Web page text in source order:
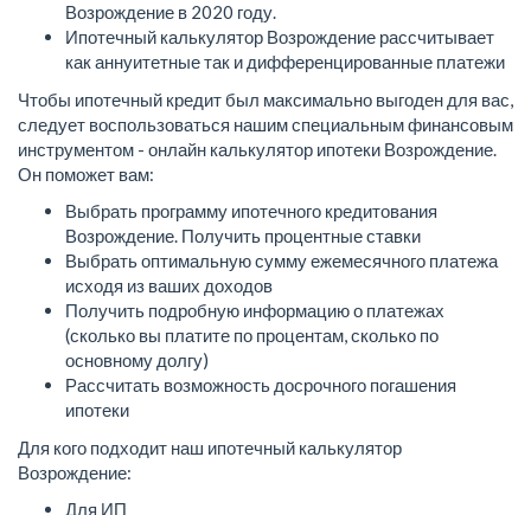
Возрождение в 2020 году.
Ипотечный калькулятор Возрождение рассчитывает
как аннуитетные так и дифференцированные платежи
Чтобы ипотечный кредит был максимально выгоден для вас,
следует воспользоваться нашим специальным финансовым
инструментом - онлайн калькулятор ипотеки Возрождение.
Он поможет вам:
Выбрать программу ипотечного кредитования
Возрождение. Получить процентные ставки
Выбрать оптимальную сумму ежемесячного платежа
исходя из ваших доходов
Получить подробную информацию о платежах
(сколько вы платите по процентам, сколько по
основному долгу)
Рассчитать возможность досрочного погашения
ипотеки
Для кого подходит наш ипотечный калькулятор
Возрождение:
Для ИП